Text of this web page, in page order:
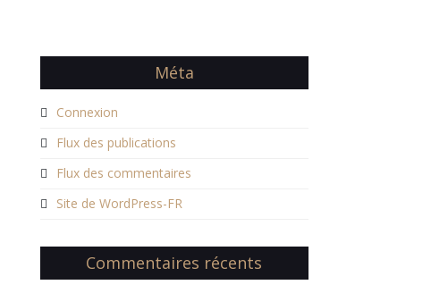
Méta
Connexion
Flux des publications
Flux des commentaires
Site de WordPress-FR
Commentaires récents